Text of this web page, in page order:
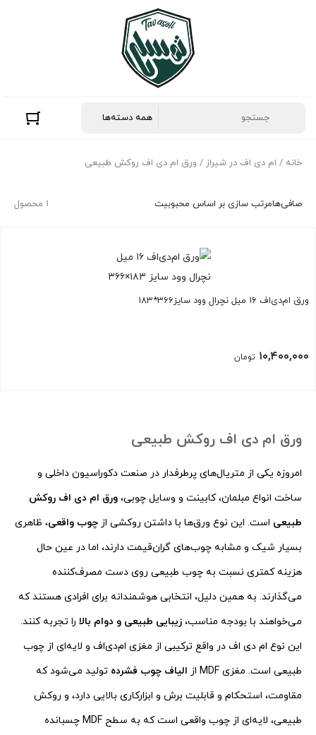
خانه / ام دی اف در شیراز / ورق ام دی اف روکش طبیعی
1 محصول صافی‌هامرتب سازی بر اساس محبوبیت
ورق ام‌دی‌اف ۱۶ میل نچرال وود سایز366*183
۱۰,۴۰۰,۰۰۰ تومان
ورق ام دی اف روکش طبیعی
امروزه یکی از متریال‌های پرطرفدار در صنعت دکوراسیون داخلی و
ساخت انواع مبلمان، کابینت و وسایل چوبی، ورق ام دی اف روکش
طبیعی است. این نوع ورق‌ها با داشتن روکشی از چوب واقعی، ظاهری
بسیار شیک و مشابه چوب‌های گران‌قیمت دارند، اما در عین حال
هزینه کمتری نسبت به چوب طبیعی روی دست مصرف‌کننده
می‌گذارند. به همین دلیل، انتخابی هوشمندانه برای افرادی هستند که
می‌خواهند با بودجه مناسب، زیبایی طبیعی و دوام بالا را تجربه کنند.
این نوع ام دی اف در واقع ترکیبی از مغزی ام‌دی‌اف و لایه‌ای از چوب
طبیعی است. مغزی MDF از
الیاف چوب فشرده تولید می‌شود که
مقاومت، استحکام و قابلیت برش و ابزارکاری بالایی دارد، و روکش
طبیعی، لایه‌ای از چوب واقعی است که به سطح MDF چسبانده